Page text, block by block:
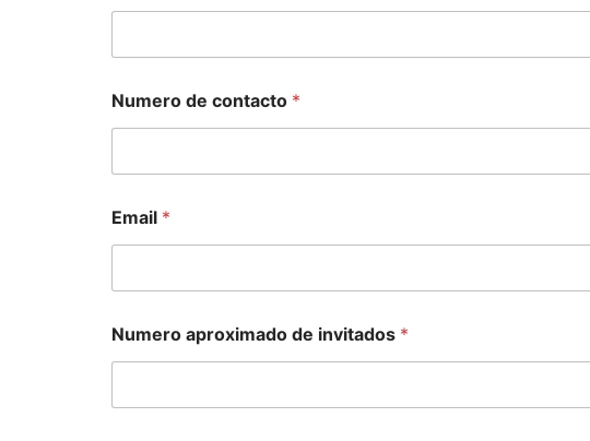
Numero de contacto *
Email *
Numero aproximado de invitados *